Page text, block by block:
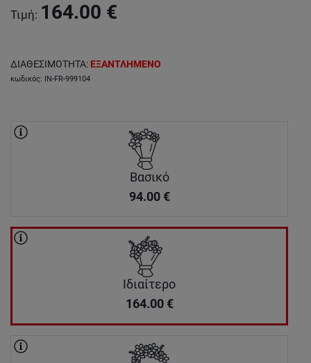
Τιμή: 164.00 €
ΔΙΑΘΕΣΙΜΟΤΗΤΑ: ΕΞΑΝΤΛΗΜΕΝΟ
κωδικός: IN-FR-999104
Βασικό
94.00 €
Ιδιαίτερο
164.00 €